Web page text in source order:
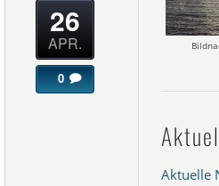
26
APR.
0
Aktuelle